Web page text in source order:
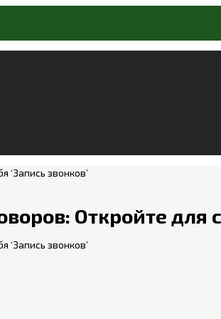
Откройте для